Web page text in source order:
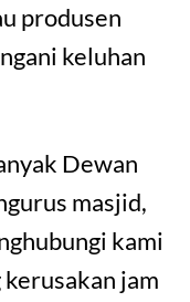
produsen
keluhan
Dewan
masjid,
kami
jam